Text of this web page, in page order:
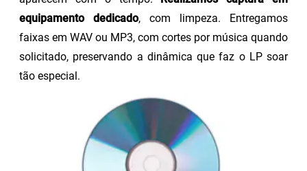
equipamento dedicado, com limpeza. Entregamos
faixas em WAV ou MP3, com cortes por música quando
solicitado, preservando a dinâmica que faz o LP soar
tão especial.